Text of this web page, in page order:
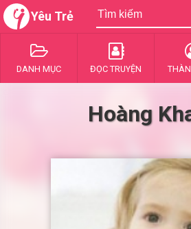
Yêu Trẻ
DANH MỤC ĐỌC TRUYỆN
Hoàng